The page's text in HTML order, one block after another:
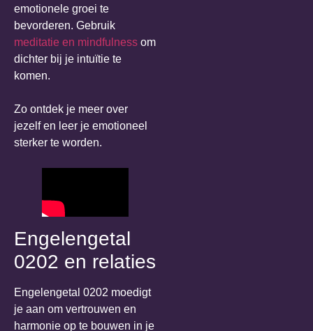
emotionele groei te
bevorderen. Gebruik
meditatie en mindfulness om
dichter bij je intuïtie te
komen.
Zo ontdek je meer over
jezelf en leer je emotioneel
sterker te worden.
Engelengetal
0202 en relaties
Engelengetal 0202 moedigt
je aan om vertrouwen en
harmonie op te bouwen in je